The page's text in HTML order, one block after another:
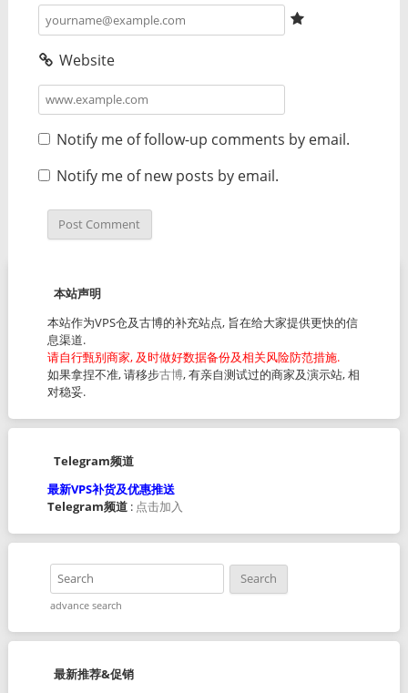
Website
Notify me of follow-up comments by email.
Notify me of new posts by email.
本站声明
本站作为VPS仓及古博的补充站点, 旨在给大家提供更快的信
息渠道.
请自行甄别商家, 及时做好数据备份及相关风险防范措施.
如果拿捏不准, 请移步古博, 有亲自测试过的商家及演示站, 相
对稳妥.
Telegram频道
最新VPS补货及优惠推送
Telegram频道: 点击加入
advance search
最新推荐&促销